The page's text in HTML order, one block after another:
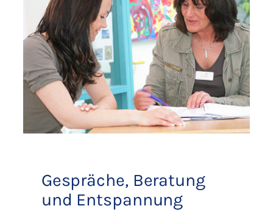
Gespräche, Beratung
und Entspannung